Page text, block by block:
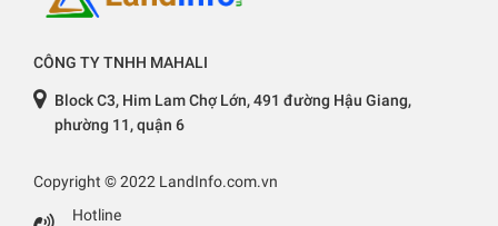
CÔNG TY TNHH MAHALI
Block C3, Him Lam Chợ Lớn, 491 đường Hậu Giang,
phường 11, quận 6
Copyright © 2022 LandInfo.com.vn
Hotline